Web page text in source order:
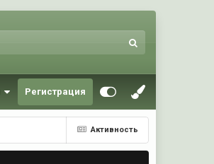
Регистрация
Активность